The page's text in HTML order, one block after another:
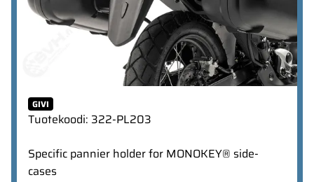
GIVI
Tuotekoodi: 322-PL203
Specific pannier holder for MONOKEY® side-
cases